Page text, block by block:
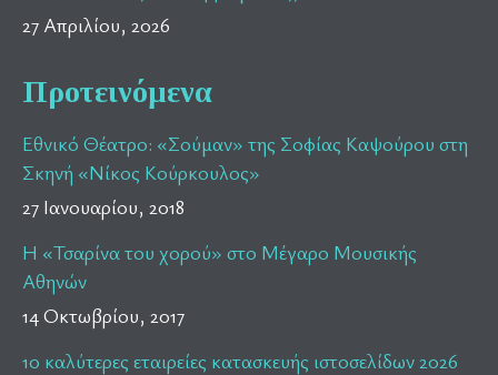
27 Απριλίου, 2026
Προτεινόμενα
Εθνικό Θέατρο: «Σούμαν» της Σοφίας Καψούρου στη
Σκηνή «Νίκος Κούρκουλος»
27 Ιανουαρίου, 2018
Η «Τσαρίνα του χορού» στο Μέγαρο Μουσικής
Αθηνών
14 Οκτωβρίου, 2017
10 καλύτερες εταιρείες κατασκευής ιστοσελίδων 2026